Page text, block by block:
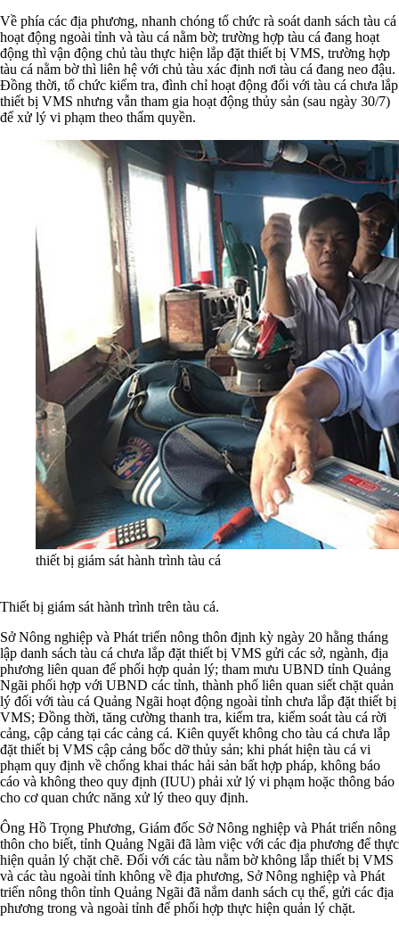
Về phía các địa phương, nhanh chóng tổ chức rà soát danh sách tàu cá
hoạt động ngoài tỉnh và tàu cá nằm bờ; trường hợp tàu cá đang hoạt
động thì vận động chủ tàu thực hiện lắp đặt thiết bị VMS, trường hợp
tàu cá nằm bờ thì liên hệ với chủ tàu xác định nơi tàu cá đang neo đậu.
Đồng thời, tổ chức kiểm tra, đình chỉ hoạt động đối với tàu cá chưa lắp
thiết bị VMS nhưng vẫn tham gia hoạt động thủy sản (sau ngày 30/7)
để xử lý vi phạm theo thẩm quyền.
thiết bị giám sát hành trình tàu cá
Thiết bị giám sát hành trình trên tàu cá.
Sở Nông nghiệp và Phát triển nông thôn định kỳ ngày 20 hằng tháng
lập danh sách tàu cá chưa lắp đặt thiết bị VMS gửi các sở, ngành, địa
phương liên quan để phối hợp quản lý; tham mưu UBND tỉnh Quảng
Ngãi phối hợp với UBND các tỉnh, thành phố liên quan siết chặt quản
lý đối với tàu cá Quảng Ngãi hoạt động ngoài tỉnh chưa lắp đặt thiết bị
VMS; Đồng thời, tăng cường thanh tra, kiểm tra, kiểm soát tàu cá rời
cảng, cập cảng tại các cảng cá. Kiên quyết không cho tàu cá chưa lắp
đặt thiết bị VMS cập cảng bốc dỡ thủy sản; khi phát hiện tàu cá vi
phạm quy định về chống khai thác hải sản bất hợp pháp, không báo
cáo và không theo quy định (IUU) phải xử lý vi phạm hoặc thông báo
cho cơ quan chức năng xử lý theo quy định.
Ông Hồ Trọng Phương, Giám đốc Sở Nông nghiệp và Phát triển nông
thôn cho biết, tỉnh Quảng Ngãi đã làm việc với các địa phương để thực
hiện quản lý chặt chẽ. Đối với các tàu nằm bờ không lắp thiết bị VMS
và các tàu ngoài tỉnh không về địa phương, Sở Nông nghiệp và Phát
triển nông thôn tỉnh Quảng Ngãi đã nắm danh sách cụ thể, gửi các địa
phương trong và ngoài tỉnh để phối hợp thực hiện quản lý chặt.